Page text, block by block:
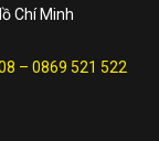
Chí Minh
– 0869 521 522